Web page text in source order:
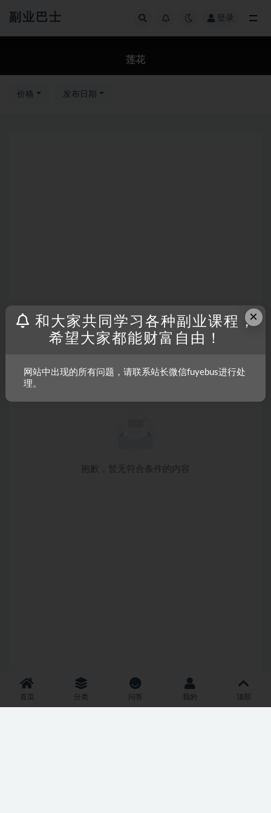
副业巴士 登录
莲花
价格 发布日期
抱歉，暂无符合条件的内容
首页 分类 问答 我的 顶部
×
和大家共同学习各种副业课程，
希望大家都能财富自由！
网站中出现的所有问题，请联系站长微信fuyebus进行处
理。